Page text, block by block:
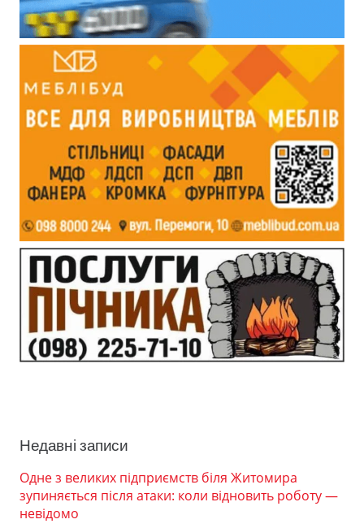
Недавні записи
Одне з великих підприємств біля Житомира
зупиняється після атаки: коли відновить роботу —
невідомо